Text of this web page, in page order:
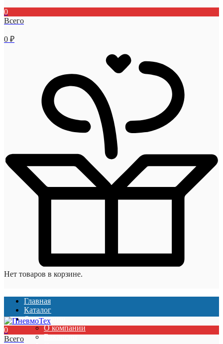
0
Всего
0 ₽
Нет товаров в корзине.
Главная
Каталог
О компании
О компании
Вакансии
0
Всего